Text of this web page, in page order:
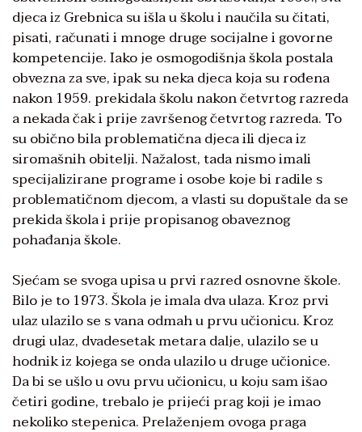
djeca iz Grebnica su išla u školu i naučila su čitati,
pisati, računati i mnoge druge socijalne i govorne
kompetencije. Iako je osmogodišnja škola postala
obvezna za sve, ipak su neka djeca koja su rođena
nakon 1959. prekidala školu nakon četvrtog razreda
a nekada čak i prije završenog četvrtog razreda. To
su obično bila problematična djeca ili djeca iz
siromašnih obitelji. Nažalost, tada nismo imali
specijalizirane programe i osobe koje bi radile s
problematičnom djecom, a vlasti su dopuštale da se
prekida škola i prije propisanog obaveznog
pohađanja škole.
Sjećam se svoga upisa u prvi razred osnovne škole.
Bilo je to 1973. Škola je imala dva ulaza. Kroz prvi
ulaz ulazilo se s vana odmah u prvu učionicu. Kroz
drugi ulaz, dvadesetak metara dalje, ulazilo se u
hodnik iz kojega se onda ulazilo u druge učionice.
Da bi se ušlo u ovu prvu učionicu, u koju sam išao
četiri godine, trebalo je prijeći prag koji je imao
nekoliko stepenica. Prelaženjem ovoga praga